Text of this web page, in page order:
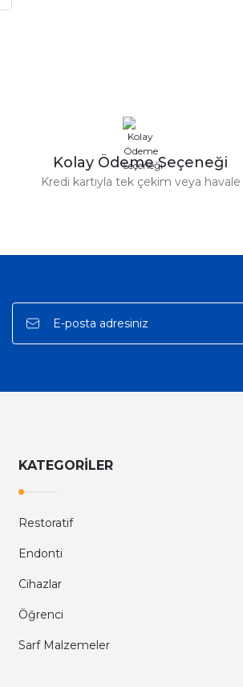
Kolay Ödeme Seçeneği
Kredi kartıyla tek çekim veya havale
KATEGORİLER
Restoratif
Endonti
Cihazlar
Öğrenci
Sarf Malzemeler